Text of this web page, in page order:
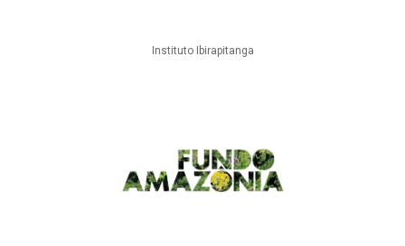
Instituto Ibirapitanga